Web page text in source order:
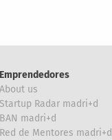
Emprendedores
About us
Startup Radar madri+d
BAN madri+d
Red de Mentores madri+d